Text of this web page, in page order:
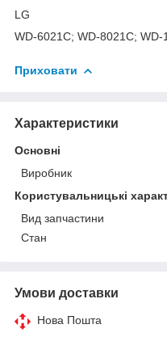
LG
WD-6021C; WD-8021C; WD-
Приховати
Характеристики
Основні
Виробник
Користувальницькі
Вид запчастини
Стан
Умови доставки
Нова Пошта